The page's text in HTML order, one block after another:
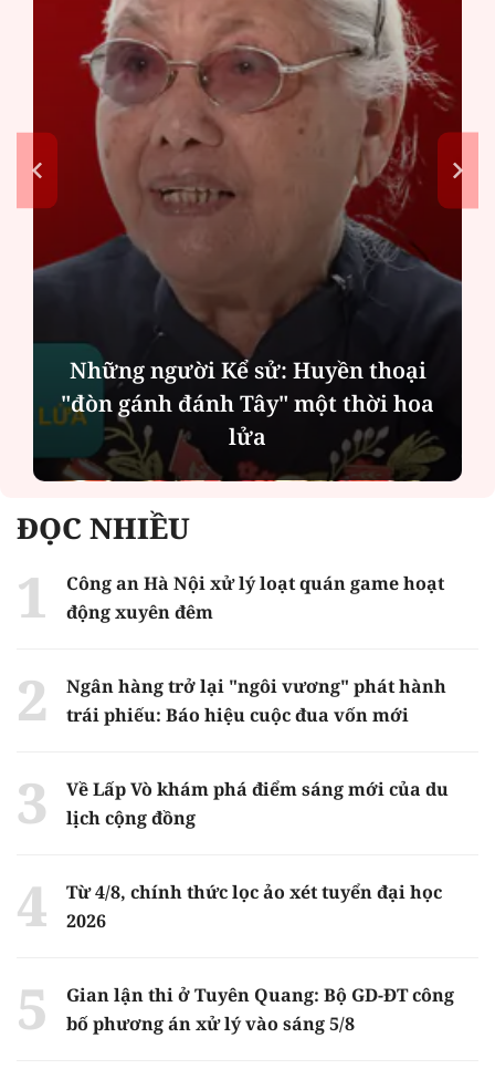
Những người Kể sử: Huyền thoại
"đòn gánh đánh Tây" một thời hoa
lửa
ĐỌC NHIỀU
Công an Hà Nội xử lý loạt quán game hoạt
động xuyên đêm
Ngân hàng trở lại "ngôi vương" phát hành
trái phiếu: Báo hiệu cuộc đua vốn mới
Về Lấp Vò khám phá điểm sáng mới của du
lịch cộng đồng
Từ 4/8, chính thức lọc ảo xét tuyển đại học
2026
Gian lận thi ở Tuyên Quang: Bộ GD-ĐT công
bố phương án xử lý vào sáng 5/8